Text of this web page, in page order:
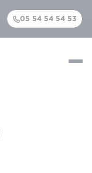
05 54 54 54 53